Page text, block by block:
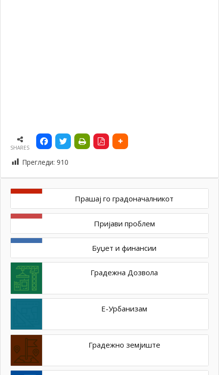
SHARES
Прегледи: 910
Прашај го градоначалникот
Пријави проблем
Буџет и финансии
Градежна Дозвола
Е-Урбанизам
Градежно земјиште